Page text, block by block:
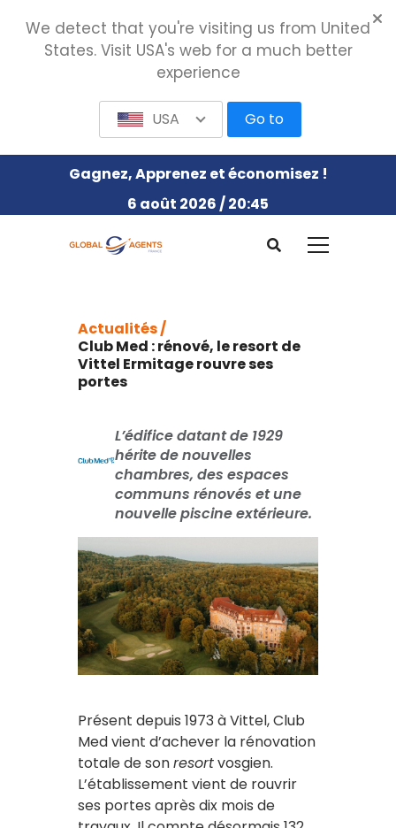
Gagnez, Apprenez et économisez !
6 août 2026 / 20:45
Actualités /
Club Med : rénové, le resort de
Vittel Ermitage rouvre ses
portes
L’édifice datant de 1929
hérite de nouvelles
chambres, des espaces
communs rénovés et une
nouvelle piscine extérieure.
Présent depuis 1973 à Vittel, Club
Med vient d’achever la rénovation
totale de sonresortvosgien.
L’établissement vient de rouvrir
ses portes après dix mois de
We detect that you're visiting us from United
States. Visit USA's web for a much better
experience
USA Go to